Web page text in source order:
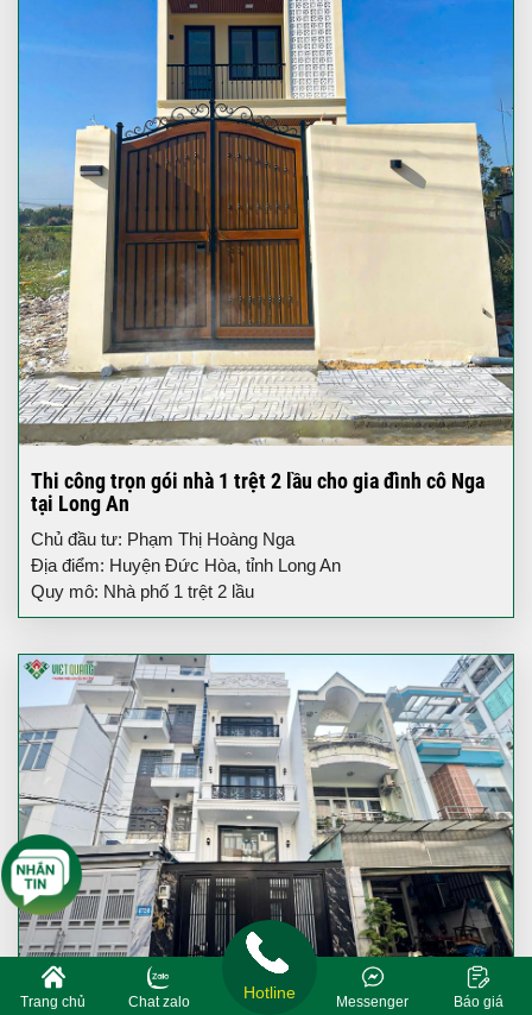
Thi công trọn gói nhà 1 trệt 2 lầu cho gia đình cô Nga
tại Long An
Chủ đầu tư: Phạm Thị Hoàng Nga
Địa điểm: Huyện Đức Hòa, tỉnh Long An
Quy mô: Nhà phố 1 trệt 2 lầu
Trang chủ Chat zalo Báo giá
Messenger
Hotline